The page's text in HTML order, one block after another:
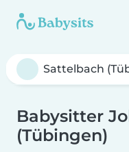
Babysitter
(Tübingen)